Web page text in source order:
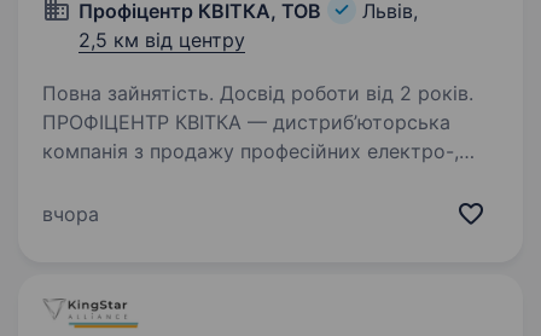
Профіцентр КВІТКА, ТОВ
Львів,
2,5 км від центру
Повна зайнятість. Досвід роботи від 2 років.
ПРОФІЦЕНТР КВІТКА — дистриб’юторська
компанія з продажу професійних електро-,
інструментів та витратних матеріалів. Ми є
вчора